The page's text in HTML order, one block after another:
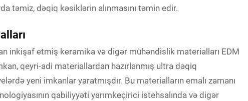
təmiz, dəqiq kəsiklərin alınmasını təmin edir.
inkişaf etmiş keramika və digər mühəndislik materialları EDM
qeyri-adi materiallardan hazırlanmış ultra dəqiq
yeni imkanlar yaratmışdır. Bu materialların emalı zamanı
qabiliyyəti yarımkeçirici istehsalında və digər